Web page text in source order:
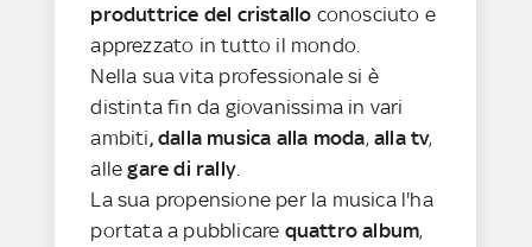
produttrice del cristallo conosciuto e
apprezzato in tutto il mondo.
Nella sua vita professionale si è
distinta fin da giovanissima in vari
ambiti, dalla musica alla moda, alla tv,
alle gare di rally
La sua propensione per la musica l'ha
portata a pubblicare quattro album,